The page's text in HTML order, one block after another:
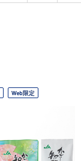
Web限定